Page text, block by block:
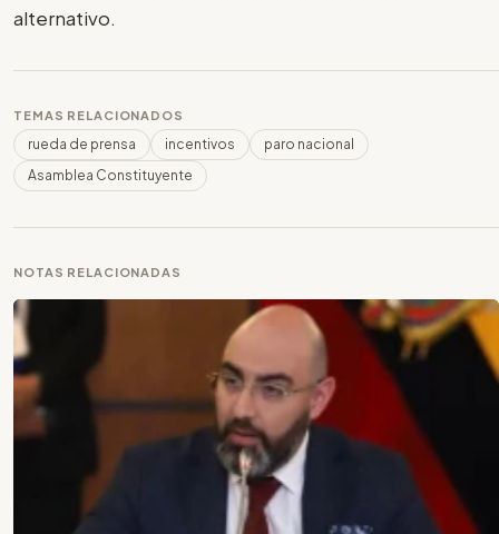
alternativo.
TEMAS RELACIONADOS
rueda de prensa incentivos
paro nacional
Asamblea Constituyente
NOTAS RELACIONADAS